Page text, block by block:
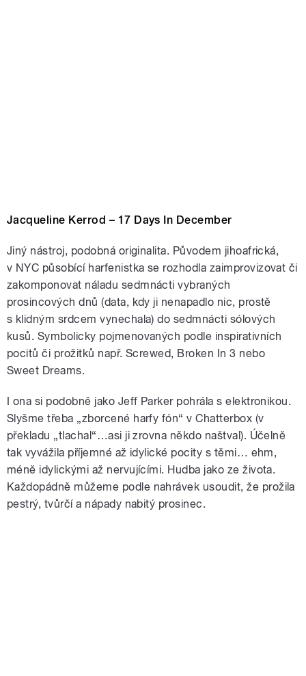
Jacqueline Kerrod – 17 Days In December
Jiný nástroj, podobná originalita. Původem jihoafrická,
v NYC působící harfenistka se rozhodla zaimprovizovat či
zakomponovat náladu sedmnácti vybraných
prosincových dnů (data, kdy ji nenapadlo nic, prostě
s klidným srdcem vynechala) do sedmnácti sólových
kusů. Symbolicky pojmenovaných podle inspirativních
pocitů či prožitků např. Screwed, Broken In 3 nebo
Sweet Dreams.
I ona si podobně jako Jeff Parker pohrála s elektronikou.
Slyšme třeba „zborcené harfy fón“ v Chatterbox (v
překladu „tlachal“…asi ji zrovna někdo naštval). Účelně
tak vyvážila příjemné až idylické pocity s těmi… ehm,
méně idylickými až nervujícími. Hudba jako ze života.
Každopádně můžeme podle nahrávek usoudit, že prožila
pestrý, tvůrčí a nápady nabitý prosinec.